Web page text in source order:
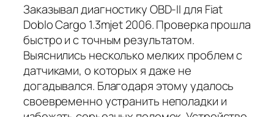
Заказывал диагностику OBD-II для Fiat
Doblo Cargo 1.3mjet 2006. Проверка прошла
быстро и с точным результатом.
Выяснились несколько мелких проблем с
датчиками, о которых я даже не
догадывался. Благодаря этому удалось
своевременно устранить неполадки и